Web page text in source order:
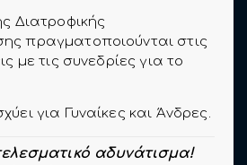
Διατροφικής
πραγματοποιούνται στις
με τις συνεδρίες για το
για Γυναίκες και Άνδρες.
αδυνάτισμα!